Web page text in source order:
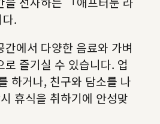
.
에서 다양한 음료와 가벼
즐기실 수 있습니다. 업
하거나, 친구와 담소를 나
휴식을 취하기에 안성맞